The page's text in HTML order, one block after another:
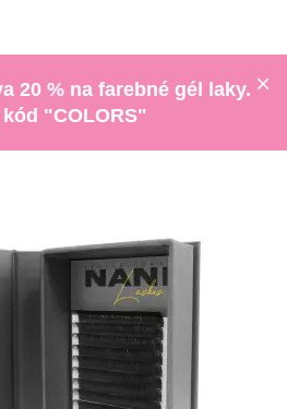
20 % na farebné gél laky.
"COLORS"